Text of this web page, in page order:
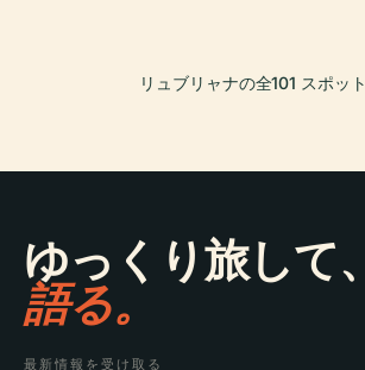
リュブリャナの全101 スポット
ゆっくり旅して、
語る。
最新情報を受け取る